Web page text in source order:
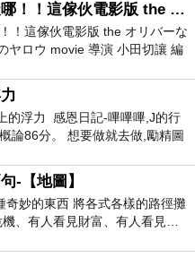
奥莉佛是狗天哪！！這傢伙電影版 the オリバーな犬、 (gosh ) このヤロウ movie
！這傢伙電影版 the オリバーな
ヤロウ movie 導演 小田切讓 編
: 小田切讓
的浮力 感恩日記-嗶嗶嗶,J的行
論86分。 想要做就去做,勵精圖
,堅持和努力
-【地圖】
奇妙的東西 將各式各樣的路徑攤
、有人看見財富、有人看見…
同的